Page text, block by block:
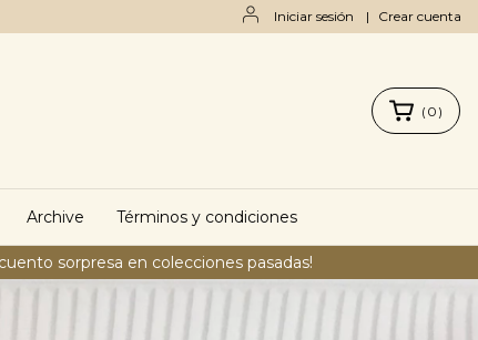
Iniciar sesión | Crear cuenta
sorpresa en colecciones pasadas!
( 0 )
Archive Términos y condiciones